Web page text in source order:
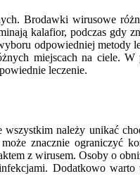
Brodawki wirusowe
kalafior, podczas gdy
odpowiedniej metody
miejscach na ciele.
leczenie.
należy unikać
znacznie ograniczyć
z wirusem. Osoby o
Dodatkowo warto